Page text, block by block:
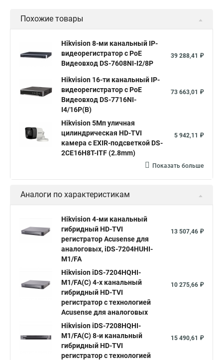
Похожие товары
Hikvision 8-ми канальный IP-
видеорегистратор c PoE
Видеовход DS-7608NI-I2/8P
39 288,41 ₽
Hikvision 16-ти канальный IP-
видеорегистратор c PoE
Видеовход DS-7716NI-
I4/16P(B)
73 663,01 ₽
Hikvision 5Мп уличная
цилиндрическая HD-TVI
камера с EXIR-подсветкой DS-
2CE16H8T-ITF (2.8mm)
5 942,11 ₽
Показать больше
Аналоги по характеристикам
Hikvision 4-ми канальный
гибридный HD-TVI
регистратор Acusense для
аналоговых, iDS-7204HUHI-
M1/FA
13 507,46 ₽
Hikvision iDS-7204HQHI-
M1/FA(C) 4-х канальный
гибридный HD-TVI
регистратор с технологией
Acusense для аналоговых
10 275,66 ₽
Hikvision iDS-7208HQHI-
M1/FA(C) 8-и канальный
гибридный HD-TVI
регистратор с технологией
15 490,61 ₽